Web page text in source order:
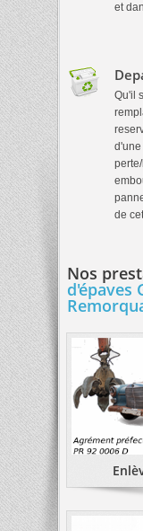
et
Qu'il
d'une
de
Nos
d'épaves